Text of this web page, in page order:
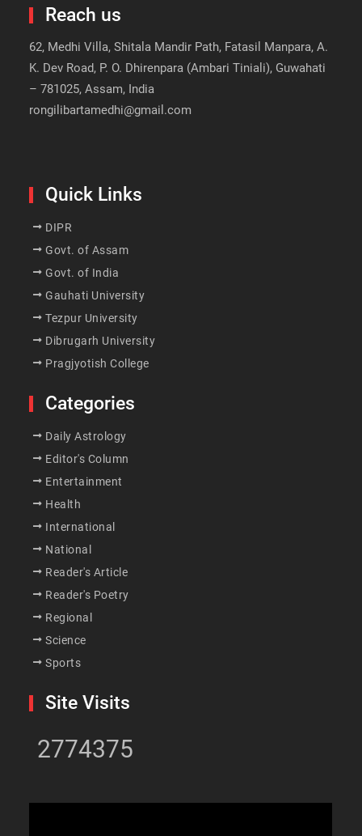
Reach us
62, Medhi Villa, Shitala Mandir Path, Fatasil Manpara, A.
K. Dev Road, P. O. Dhirenpara (Ambari Tiniali), Guwahati
– 781025, Assam, India
rongilibartamedhi@gmail.com
Quick Links
DIPR
Govt. of Assam
Govt. of India
Gauhati University
Tezpur University
Dibrugarh University
Pragjyotish College
Categories
Daily Astrology
Editor's Column
Entertainment
Health
International
National
Reader's Article
Reader's Poetry
Regional
Science
Sports
Site Visits
2774375